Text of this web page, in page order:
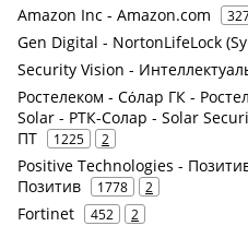
Amazon Inc - Amazon.com
Gen Digital - NortonLifeLock
Security Vision -
Ростелеком - Сόлар ГК -
Solar - РТК-Солар - Solar
ПТ
1225 2
Positive Technologies -
Позитив
1778 2
Fortinet 452 2